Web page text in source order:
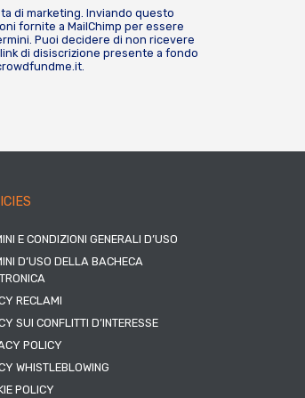
di marketing. Inviando questo
fornite a MailChimp per essere
. Puoi decidere di non ricevere
di disiscrizione presente a fondo
E CONDIZIONI GENERALI D’USO
D’USO DELLA BACHECA
RECLAMI
SUI CONFLITTI D’INTERESSE
POLICY
WHISTLEBLOWING
POLICY